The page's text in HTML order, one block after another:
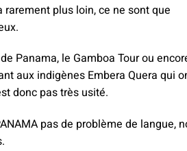
plus loin, ce ne sont que
Panama, le Gamboa Tour ou
aux indigènes Embera Quera qui
donc pas très usité.
pas de problème de langue,